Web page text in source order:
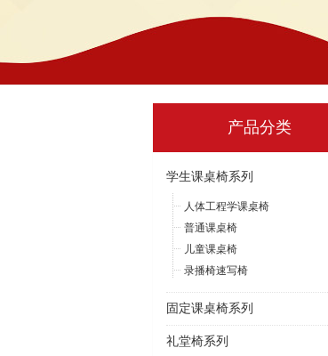
产品分类
学生课桌椅系列
人体工程学课桌椅
普通课桌椅
儿童课桌椅
录播椅速写椅
固定课桌椅系列
礼堂椅系列